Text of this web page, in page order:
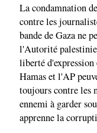
La condamnation
contre les
bande de Gaza ne
l'Autorité
liberté d'expression
Hamas et l'AP
toujours contre les
ennemi à garder
apprenne la